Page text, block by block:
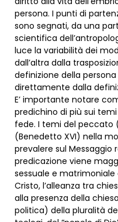
persona. I punti di
sono segnati, da una
scientifica
luce la variabilità dei
dall’altra dalla
definizione della
direttamente dalla
E’ importante notare
predichino di più sui
fede. I temi del peccato
(Benedetto XVI) nella
prevalere sul Messaggio
predicazione viene
sessuale e matrimoniale
Cristo, l’alleanza tra
alla presenza della
politica) della pluralità